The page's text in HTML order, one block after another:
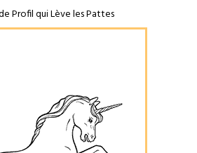
Profil qui Lève les Pattes